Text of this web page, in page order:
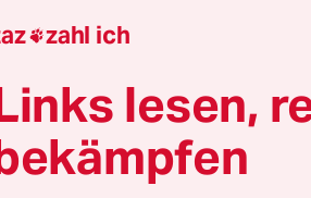
schreibe einen
zahl ich
lesen,